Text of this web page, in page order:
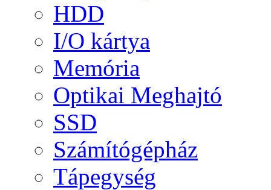
HDD
I/O kártya
Memória
Optikai Meghajtó
SSD
Számítógépház
Tápegység